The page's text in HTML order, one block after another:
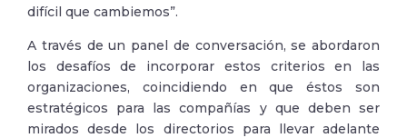
difícil que cambiemos”.
A través de un panel de conversación, se abordaron
los desafíos de incorporar estos criterios en las
organizaciones, coincidiendo en que éstos son
estratégicos para las compañías y que deben ser
mirados desde los directorios para llevar adelante